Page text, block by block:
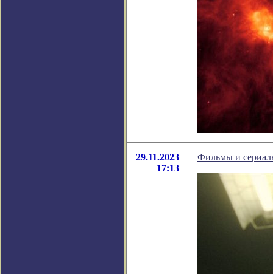
29.11.2023
17:13
Фильмы и